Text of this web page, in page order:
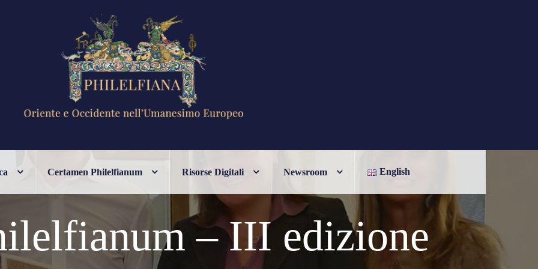
Certamen Philelfianum Risorse Digitali Newsroom English
– III edizione